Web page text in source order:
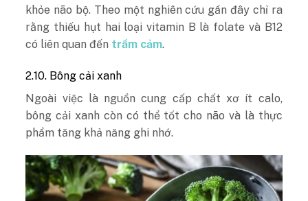
khỏe não bộ. Theo một nghiên cứu gần đây chỉ ra
rằng thiếu hụt hai loại vitamin B là folate và B12
có liên quan đến trầm cảm.
2.10. Bông cải xanh
Ngoài việc là nguồn cung cấp chất xơ ít calo,
bông cải xanh còn có thể tốt cho não và là thực
phẩm tăng khả năng ghi nhớ.